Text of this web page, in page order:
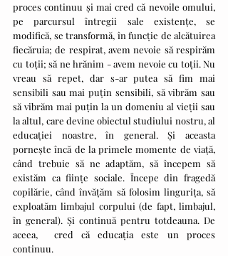
proces continuu și mai cred că nevoile omului,
pe parcursul întregii sale existențe, se
modifică, se transformă, în funcție de alcătuirea
fiecăruia; de respirat, avem nevoie să respirăm
cu toții; să ne hrănim - avem nevoie cu toții. Nu
vreau să repet, dar s-ar putea să fim mai
sensibili sau mai puțin sensibili, să vibrăm sau
să vibrăm mai puțin la un domeniu al vieții sau
la altul, care devine obiectul studiului nostru, al
educației noastre, în general. Și aceasta
pornește încă de la primele momente de viață,
când trebuie să ne adaptăm, să începem să
existăm ca ființe sociale. Începe din fragedă
copilărie, când învățăm să folosim lingurița, să
exploatăm limbajul corpului (de fapt, limbajul,
în general). Și continuă pentru totdeauna. De
aceea,  cred că educația este un proces
continuu.